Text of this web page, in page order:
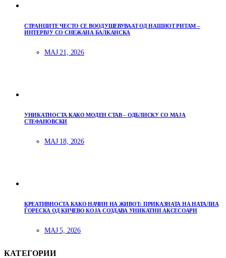
СТРАНЦИТЕ ЧЕСТО СЕ ВООДУШЕВУВААТ ОД НАШИОТ РИТАМ –
ИНТЕРВЈУ СО СНЕЖАНА БАЛКАНСКА
МАЈ 21, 2026
УНИКАТНОСТА КАКО МОДЕН СТАВ – ОДБЛИСКУ СО МАЈА
СТЕФАНОВСКИ
МАЈ 18, 2026
КРЕАТИВНОСТА КАКО НАЧИН НА ЖИВОТ: ПРИКАЗНАТА НА НАТАЛИА
ЃОРЕСКА ОД КИЧЕВО КОЈА СОЗДАВА УНИКАТНИ АКСЕСОАРИ
МАЈ 5, 2026
КАТЕГОРИИ